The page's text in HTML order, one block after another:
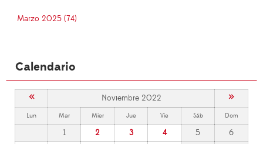
Marzo 2025 (74)
Calendario
« Noviembre 2022 »
Lun Mar Mier Jue Vie Sáb Dom
1 2 3 4 5
6